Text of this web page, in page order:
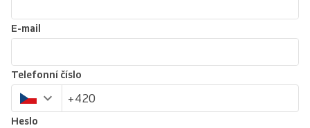
E-mail
Telefonní číslo
Heslo